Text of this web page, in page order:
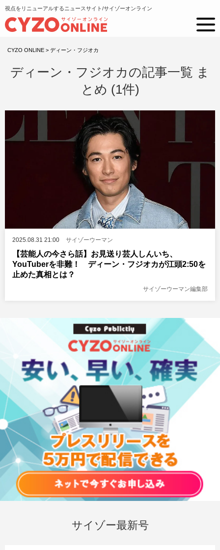
視点をリニューアルするニュースサイト/サイゾーオンライン
CYZO ONLINE > ディーン・フジオカ
ディーン・フジオカの記事一覧 ま
とめ (1件)
2025.08.31 21:00 サイゾーウーマン
【芸能人の今さら話】お見送り芸人しんいち、
YouTuberを非難！ ディーン・フジオカが江頭2:50を
止めた真相とは？
サイゾーウーマン編集部
サイゾー最新号